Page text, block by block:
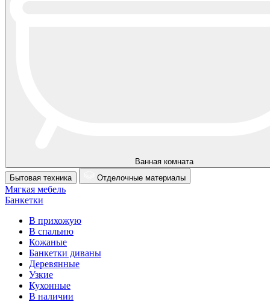
Ванная комната
Бытовая техника
Отделочные материалы
Мягкая мебель
Банкетки
В прихожую
В спальню
Кожаные
Банкетки диваны
Деревянные
Узкие
Кухонные
В наличии